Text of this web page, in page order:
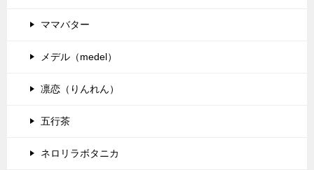
ママバター
メデル（medel）
凛恋（りんれん）
五行茶
ネロリラボタニカ